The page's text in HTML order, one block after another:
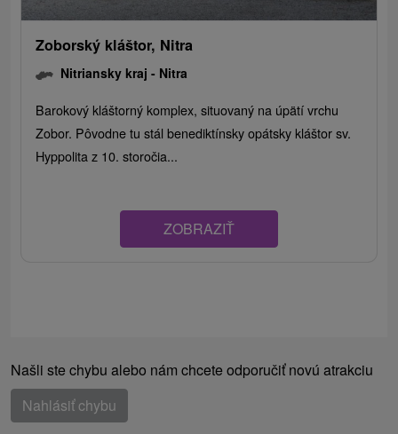
Zoborský kláštor, Nitra
Nitriansky kraj - Nitra
Barokový kláštorný komplex, situovaný na úpätí vrchu
Zobor. Pôvodne tu stál benediktínsky opátsky kláštor sv.
Hyppolita z 10. storočia...
ZOBRAZIŤ
Našli ste chybu alebo nám chcete odporučiť novú atrakciu
Nahlásiť chybu